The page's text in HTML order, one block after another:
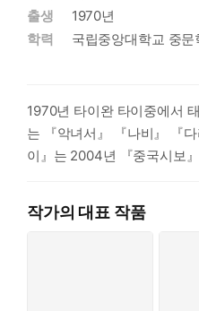
슬픔이 차오르면 나는 입 밖
하지만 문자의 사다리를 타
“나는 아쑤의 젖가슴을 빨면
랑을 생각했다.”(「천사가
이 책에 실린 작품 곳곳에는
다. ‘이 세상의 본질은 우리
소설의 여주인공들은 삶에
출생
1970년
학력
국립중앙대학교 중문
1970년 타이완 타이중에서
는 『악녀서』 『나비』 『
이』는 2004년 『중국시보
작가의 대표 작품